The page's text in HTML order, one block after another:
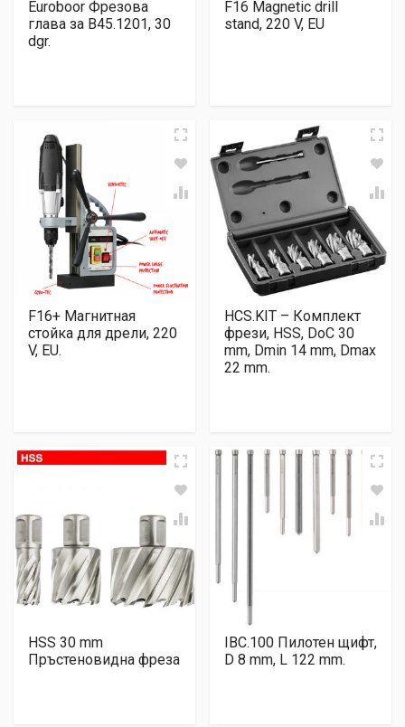
Euroboor Фрезова
глава за B45.1201, 30
dgr.
F16 Magnetic drill
stand, 220 V, EU
F16+ Магнитная
стойка для дрели, 220
V, EU.
HCS.KIT – Комплект
фрези, HSS, DoC 30
mm, Dmin 14 mm, Dmax
22 mm.
HSS 30 mm
Пръстеновидна фреза
IBC.100 Пилотен щифт,
D 8 mm, L 122 mm.